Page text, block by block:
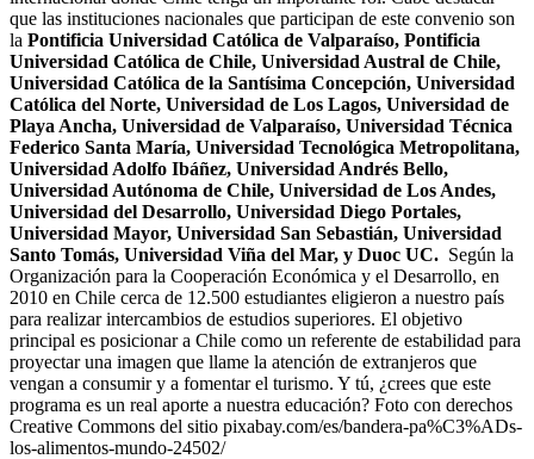
que las instituciones nacionales que participan de este convenio son
la Pontificia Universidad Católica de Valparaíso, Pontificia
Universidad Católica de Chile, Universidad Austral de Chile,
Universidad Católica de la Santísima Concepción, Universidad
Católica del Norte, Universidad de Los Lagos, Universidad de
Playa Ancha, Universidad de Valparaíso, Universidad Técnica
Federico Santa María, Universidad Tecnológica Metropolitana,
Universidad Adolfo Ibáñez, Universidad Andrés Bello,
Universidad Autónoma de Chile, Universidad de Los Andes,
Universidad del Desarrollo, Universidad Diego Portales,
Universidad Mayor, Universidad San Sebastián, Universidad
Santo Tomás, Universidad Viña del Mar, y Duoc UC. Según la
Organización para la Cooperación Económica y el Desarrollo, en
2010 en Chile cerca de 12.500 estudiantes eligieron a nuestro país
para realizar intercambios de estudios superiores. El objetivo
principal es posicionar a Chile como un referente de estabilidad para
proyectar una imagen que llame la atención de extranjeros que
vengan a consumir y a fomentar el turismo. Y tú, ¿crees que este
programa es un real aporte a nuestra educación? Foto con derechos
Creative Commons del sitio pixabay.com/es/bandera-pa%C3%ADs-
los-alimentos-mundo-24502/